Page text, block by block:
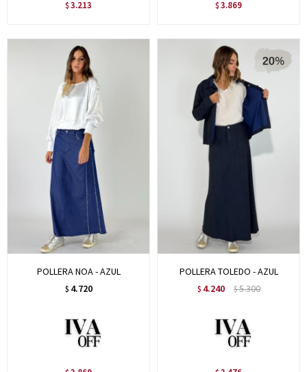
$ 3.213 $ 3.869
POLLERA NOA - AZUL
$ 4.720
POLLERA TOLEDO - AZUL
$ 4.240 $5.300